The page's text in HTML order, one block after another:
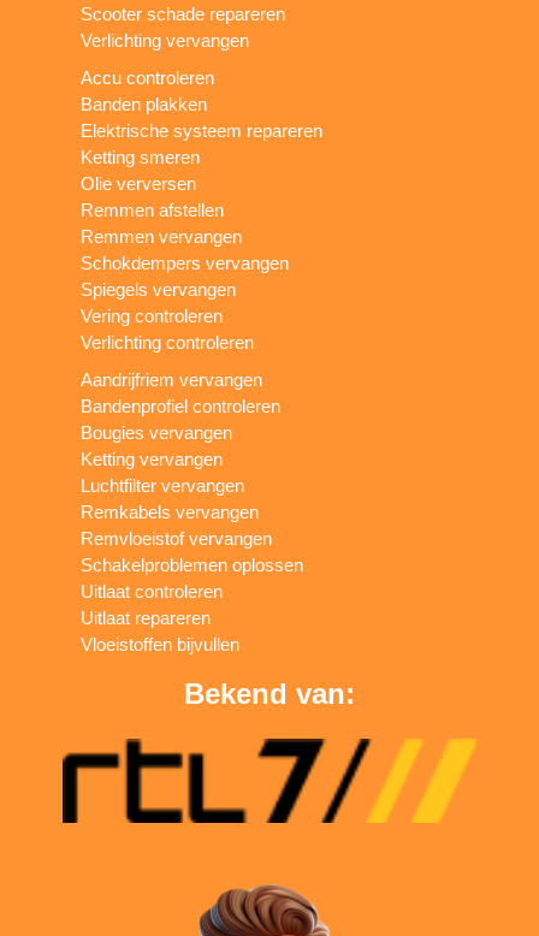
Scooter schade repareren
Verlichting vervangen
Accu controleren
Banden plakken
Elektrische systeem repareren
Ketting smeren
Olie verversen
Remmen afstellen
Remmen vervangen
Schokdempers vervangen
Spiegels vervangen
Vering controleren
Verlichting controleren
Aandrijfriem vervangen
Bandenprofiel controleren
Bougies vervangen
Ketting vervangen
Luchtfilter vervangen
Remkabels vervangen
Remvloeistof vervangen
Schakelproblemen oplossen
Uitlaat controleren
Uitlaat repareren
Vloeistoffen bijvullen
Bekend van: